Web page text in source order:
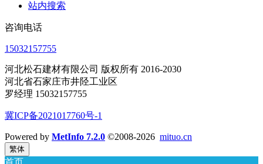
站内搜索
咨询电话
15032157755
河北松石建材有限公司 版权所有 2016-2030
河北省石家庄市井陉工业区
罗经理 15032157755
冀ICP备2021017760号-1
Powered by MetInfo 7.2.0 ©2008-2026 mituo.cn
繁体